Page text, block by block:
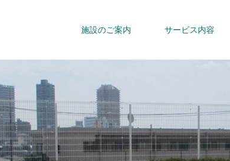
施設のご案内 サービス内容